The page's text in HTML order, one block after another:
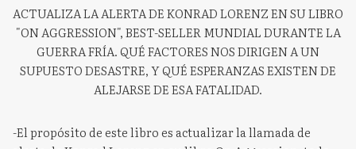
ACTUALIZA LA ALERTA DE KONRAD LORENZ EN SU LIBRO
"ON AGGRESSION", BEST-SELLER MUNDIAL DURANTE LA
GUERRA FRÍA. QUÉ FACTORES NOS DIRIGEN A UN
SUPUESTO DESASTRE, Y QUÉ ESPERANZAS EXISTEN DE
ALEJARSE DE ESA FATALIDAD.
-El propósito de este libro es actualizar la llamada de